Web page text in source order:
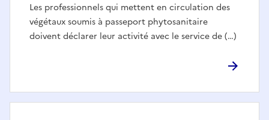
Les professionnels qui mettent en circulation des
végétaux soumis à passeport phytosanitaire
doivent déclarer leur activité avec le service de (…)